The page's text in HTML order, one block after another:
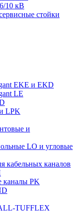
10 кВ
стойки
EKE и EKD
LE
LPK
и
LO и угловые
кабельных каналов
каналы PK
TUFFLEX